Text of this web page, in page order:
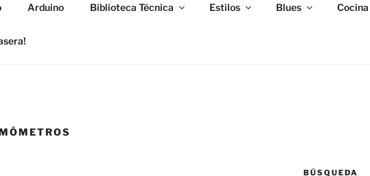
Arduino Biblioteca Técnica Estilos Blues Cocina
BÚSQUEDA